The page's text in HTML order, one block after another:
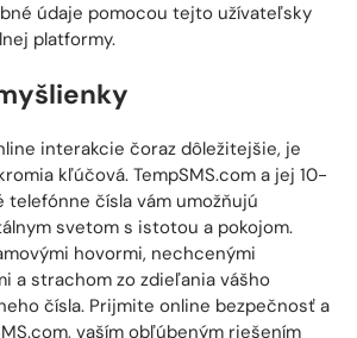
údaje pomocou tejto užívateľsky
platformy.
interakcie čoraz dôležitejšie, je
kľúčová. TempSMS.com a jej 10-
telefónne čísla vám umožňujú
svetom s istotou a pokojom.
hovormi, nechcenými
a strachom zo zdieľania vášho
čísla. Prijmite online bezpečnosť a
vaším obľúbeným riešením